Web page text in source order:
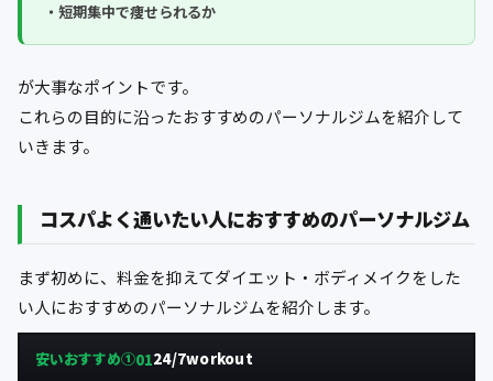
・短期集中で痩せられるか
が大事なポイントです。
これらの目的に沿ったおすすめのパーソナルジムを紹介して
いきます。
コスパよく通いたい人におすすめのパーソナルジム
まず初めに、料金を抑えてダイエット・ボディメイクをした
い人におすすめのパーソナルジムを紹介します。
安いおすすめ①0124/7workout